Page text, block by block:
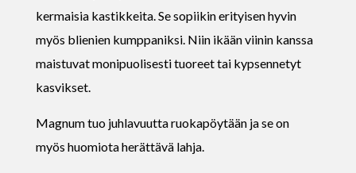
kermaisia kastikkeita. Se sopiikin erityisen hyvin
myös blienien kumppaniksi. Niin ikään viinin kanssa
maistuvat monipuolisesti tuoreet tai kypsennetyt
kasvikset.
Magnum tuo juhlavuutta ruokapöytään ja se on
myös huomiota herättävä lahja.